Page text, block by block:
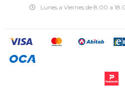
Lunes a Viernes de 8:00 a